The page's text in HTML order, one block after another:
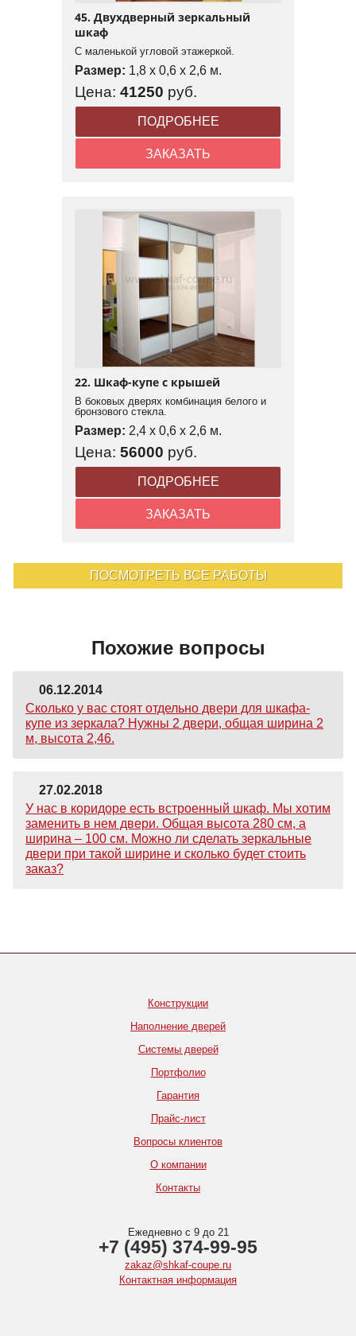
45. Двухдверный зеркальный
шкаф
С маленькой угловой этажеркой.
Размер: 1,8 x 0,6 x 2,6 м.
Цена: 41250 руб.
ПОДРОБНЕЕ
ЗАКАЗАТЬ
22. Шкаф-купе с крышей
В боковых дверях комбинация белого и
бронзового стекла.
Размер: 2,4 x 0,6 x 2,6 м.
Цена: 56000 руб.
ПОДРОБНЕЕ
ЗАКАЗАТЬ
ПОСМОТРЕТЬ ВСЕ РАБОТЫ
Похожие вопросы
06.12.2014
Сколько у вас стоят отдельно двери для шкафа-
купе из зеркала? Нужны 2 двери, общая ширина 2
м, высота 2,46.
27.02.2018
У нас в коридоре есть встроенный шкаф. Мы хотим
заменить в нем двери. Общая высота 280 см, а
ширина – 100 см. Можно ли сделать зеркальные
двери при такой ширине и сколько будет стоить
заказ?
Конструкции
Наполнение дверей
Системы дверей
Портфолио
Гарантия
Прайс-лист
Вопросы клиентов
О компании
Контакты
Ежедневно с 9 до 21
+7 (495) 374-99-95
zakaz@shkaf-coupe.ru
Контактная информация